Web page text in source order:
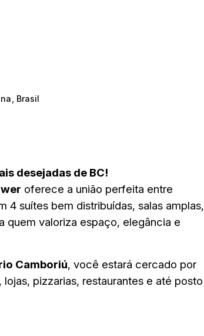
Brasil
desejadas de BC!
oferece a união perfeita entre
suítes bem distribuídas, salas amplas,
quem valoriza espaço, elegância e
Camboriú, você estará cercado por
pizzarias, restaurantes e até posto